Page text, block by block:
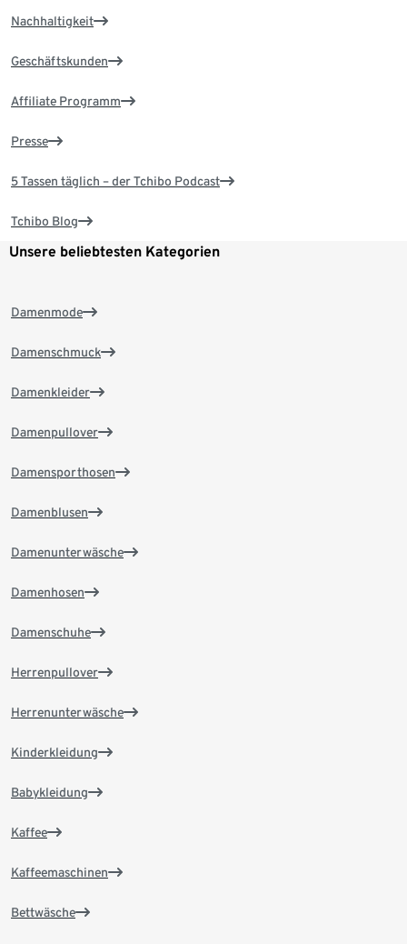
Nachhaltigkeit
Geschäftskunden
Affiliate Programm
Presse
5 Tassen täglich – der Tchibo Podcast
Tchibo Blog
Unsere beliebtesten Kategorien
Damenmode
Damenschmuck
Damenkleider
Damenpullover
Damensporthosen
Damenblusen
Damenunterwäsche
Damenhosen
Damenschuhe
Herrenpullover
Herrenunterwäsche
Kinderkleidung
Babykleidung
Kaffee
Kaffeemaschinen
Bettwäsche